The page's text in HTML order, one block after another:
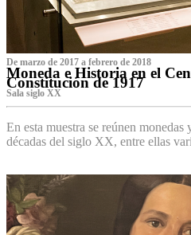
De marzo de 2017 a febrero de 2018
Moneda e Historia en el
Constitución de 1917
Sala siglo XX
En esta muestra se reúnen
décadas del siglo XX, entre ellas